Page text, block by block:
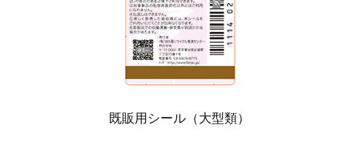
既販用シール（大型類）